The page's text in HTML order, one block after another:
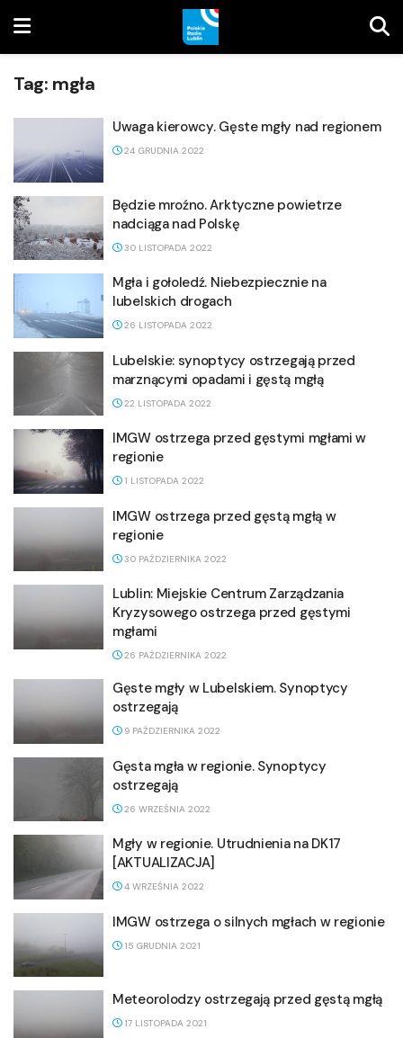
Tag: mgła
Uwaga kierowcy. Gęste mgły nad regionem
24 GRUDNIA 2022
Będzie mroźno. Arktyczne powietrze
nadciąga nad Polskę
30 LISTOPADA 2022
Mgła i gołoledź. Niebezpiecznie na
lubelskich drogach
26 LISTOPADA 2022
Lubelskie: synoptycy ostrzegają przed
marznącymi opadami i gęstą mgłą
22 LISTOPADA 2022
IMGW ostrzega przed gęstymi mgłami w
regionie
1 LISTOPADA 2022
IMGW ostrzega przed gęstą mgłą w
regionie
30 PAŹDZIERNIKA 2022
Lublin: Miejskie Centrum Zarządzania
Kryzysowego ostrzega przed gęstymi
mgłami
26 PAŹDZIERNIKA 2022
Gęste mgły w Lubelskiem. Synoptycy
ostrzegają
9 PAŹDZIERNIKA 2022
Gęsta mgła w regionie. Synoptycy
ostrzegają
26 WRZEŚNIA 2022
Mgły w regionie. Utrudnienia na DK17
[AKTUALIZACJA]
4 WRZEŚNIA 2022
IMGW ostrzega o silnych mgłach w regionie
15 GRUDNIA 2021
Meteorolodzy ostrzegają przed gęstą mgłą
17 LISTOPADA 2021